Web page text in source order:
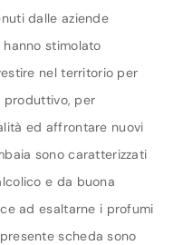
dalle aziende
stimolato
nel territorio per
produttivo, per
ed affrontare nuovi
sono caratterizzati
e da buona
ad esaltarne i profumi
scheda sono